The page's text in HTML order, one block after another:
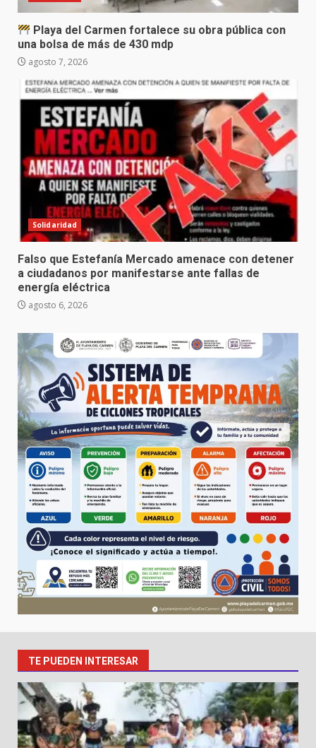
Playa del Carmen fortalece su obra pública con
una bolsa de más de 430 mdp
agosto 7, 2026
Solidaridad
Falso que Estefanía Mercado amenace con detener
a ciudadanos por manifestarse ante fallas de
energía eléctrica
agosto 6, 2026
TE PUEDEN INTERESAR